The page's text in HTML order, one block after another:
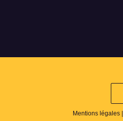
Mentions légales